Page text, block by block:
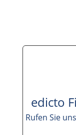
edicto
Rufen Sie